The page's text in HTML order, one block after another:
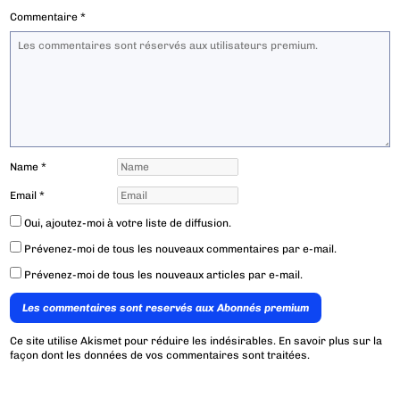
Commentaire*
Name*
Email*
Oui, ajoutez-moi à votre liste de diffusion.
Prévenez-moi de tous les nouveaux commentaires par e-mail.
Prévenez-moi de tous les nouveaux articles par e-mail.
Les commentaires sont reservés aux Abonnés premium
Ce site utilise Akismet pour réduire les indésirables. En savoir plus sur la
façon dont les données de vos commentaires sont traitées.